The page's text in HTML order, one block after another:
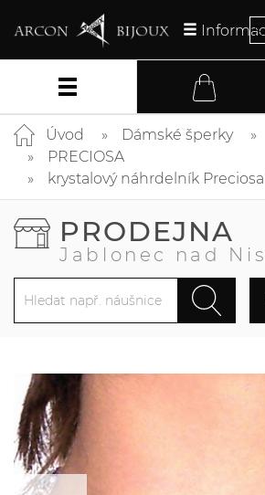
Úvod Dámské šperky
PRECIOSA
krystalový náhrdelník
PRODEJNA
Jablonec nad